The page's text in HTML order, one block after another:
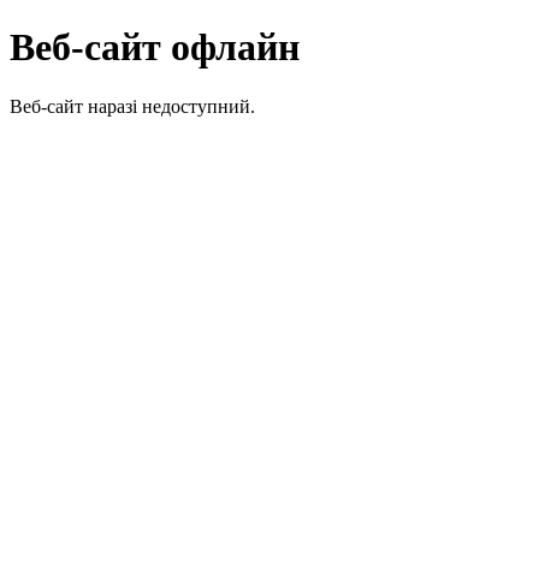
Веб-сайт офлайн
Веб-сайт наразі недоступний.